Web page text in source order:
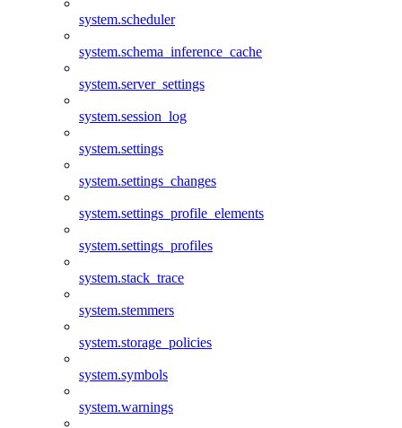
system.scheduler
system.schema_inference_cache
system.server_settings
system.session_log
system.settings
system.settings_changes
system.settings_profile_elements
system.settings_profiles
system.stack_trace
system.stemmers
system.storage_policies
system.symbols
system.warnings